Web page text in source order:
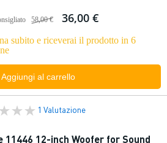
58,00 € 36,00 €
subito e riceverai il prodotto in 6
Aggiungi al carrello
1 Valutazione
11446 12-inch Woofer for Sound